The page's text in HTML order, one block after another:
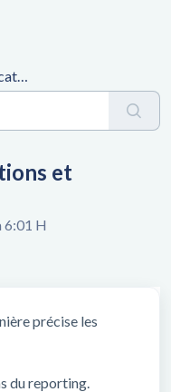
et
6:01 H
précise les
du reporting.